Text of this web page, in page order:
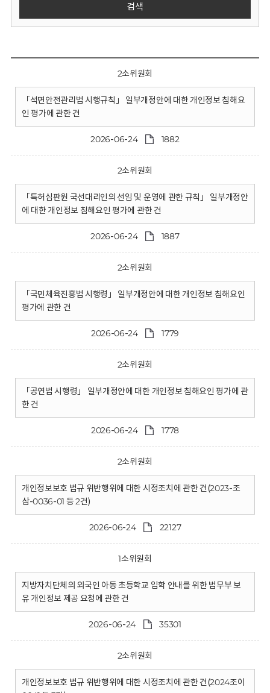
검색
2소위원회
「석면안전관리법 시행규칙」 일부개정안에 대한 개인정보 침해요
인 평가에 관한 건
2026-06-24 1882
2소위원회
「특허심판원 국선대리인의 선임 및 운영에 관한 규칙」 일부개정안
에 대한 개인정보 침해요인 평가에 관한 건
2026-06-24 1887
2소위원회
「국민체육진흥법 시행령」 일부개정안에 대한 개인정보 침해요인
평가에 관한 건
2026-06-24 1779
2소위원회
「공연법 시행령」 일부개정안에 대한 개인정보 침해요인 평가에 관
한 건
2026-06-24 1778
2소위원회
개인정보보호 법규 위반행위에 대한 시정조치에 관한 건(2023-조
삼-0036-01 등 2건)
2026-06-24 22127
1소위원회
지방자치단체의 외국인 아동 초등학교 입학 안내를 위한 법무부 보
유 개인정보 제공 요청에 관한 건
2026-06-24 35301
2소위원회
개인정보보호 법규 위반행위에 대한 시정조치에 관한 건(2024조이